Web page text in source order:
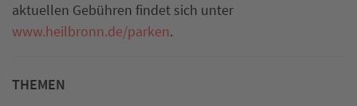
aktuellen Gebühren findet sich unter
www.heilbronn.de/parken.
THEMEN